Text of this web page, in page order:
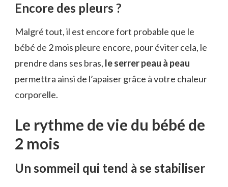
Encore des pleurs ?
Malgré tout, il est encore fort probable que le
bébé de 2 mois pleure encore, pour éviter cela, le
prendre dans ses bras, le serrer peau à peau
permettra ainsi de l’apaiser grâce à votre chaleur
corporelle.
Le rythme de vie du bébé de
2 mois
Un sommeil qui tend à se stabiliser